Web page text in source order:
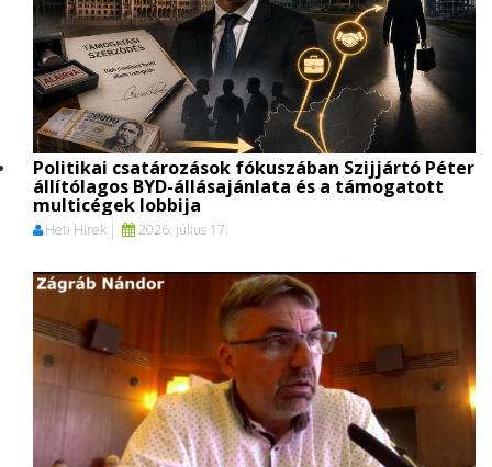
Politikai csatározások fókuszában Szijjártó Péter
állítólagos BYD-állásajánlata és a támogatott
multicégek lobbija
Heti Hírek 2026. július 17.